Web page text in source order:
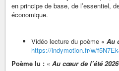
en principe de base, de l’essentiel,
économique.
Vidéo lecture du poème « Au
https://indymotion.fr/w/
Poème lu : « Au cœur de l’été 2026